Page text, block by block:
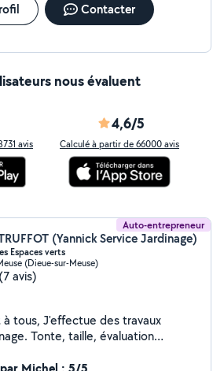
Contacter
nous évaluent
avis
4,6/5
Calculé à partir de 66000 avis
Auto-entrepreneur
(Yannick Service Jardinage)
Espaces verts
(Dieue-sur-Meuse)
(7 avis)
des travaux
Tonte, taille, évaluation